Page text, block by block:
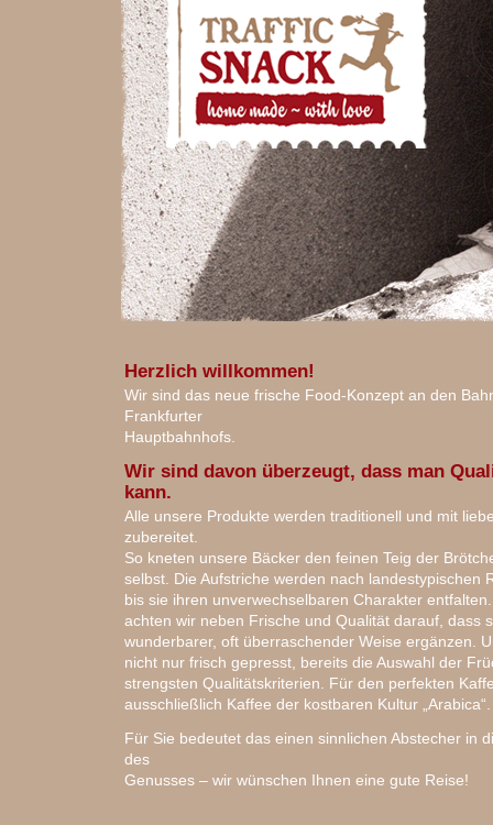
Herzlich willkommen!
Wir sind das neue frische Food-Konzept an den
Frankfurter
Hauptbahnhofs.
Wir sind davon überzeugt, dass man
kann.
Alle unsere Produkte werden traditionell und mit
zubereitet.
So kneten unsere Bäcker den feinen Teig der
selbst. Die Aufstriche werden nach landestypischen
bis sie ihren unverwechselbaren Charakter
achten wir neben Frische und Qualität darauf, dass
wunderbarer, oft überraschender Weise ergänzen.
nicht nur frisch gepresst, bereits die Auswahl der
strengsten Qualitätskriterien. Für den perfekten
ausschließlich Kaffee der kostbaren Kultur „Arabica“.
Für Sie bedeutet das einen sinnlichen Abstecher in
des
Genusses – wir wünschen Ihnen eine gute Reise!